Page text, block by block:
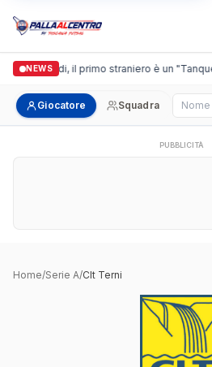
NEWS
Casalguidi, il primo straniero è un
Giocatore Squadra
PUBBLICITÀ
Home/Serie A/Clt Terni